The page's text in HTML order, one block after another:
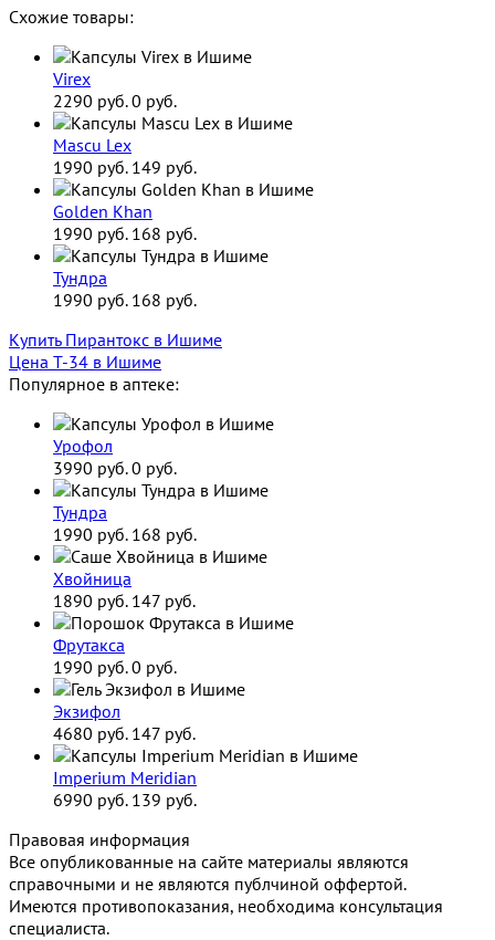
Схожие товары:
Virex
2290 руб. 0 руб.
Mascu Lex
1990 руб. 149 руб.
Golden Khan
1990 руб. 168 руб.
Тундра
1990 руб. 168 руб.
Купить Пирантокс в Ишиме
Цена Т-34 в Ишиме
Популярное в аптеке:
Урофол
3990 руб. 0 руб.
Тундра
1990 руб. 168 руб.
Хвойница
1890 руб. 147 руб.
Фрутакса
1990 руб. 0 руб.
Экзифол
4680 руб. 147 руб.
Imperium Meridian
6990 руб. 139 руб.
Правовая информация
Все опубликованные на сайте материалы являются
справочными и не являются публчиной оффертой.
Имеются противопоказания, необходима консультация
специалиста.